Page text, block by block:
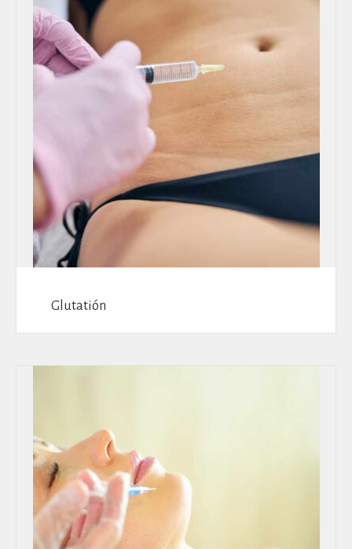
TECNOLOGÍA
Glutatión